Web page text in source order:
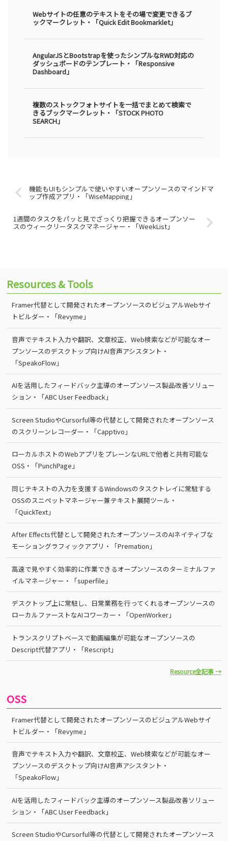
Webサイトの任意のテキストをその場で変更できるブ
ックマークレット・「Quick Edit Bookmarklet」
AngularJSとBootstrapを使ったシンプルなRWD対応の
ダッシュボードのテンプレート・「Responsive
Dashboard」
複数のストックフォトサイトを一括でまとめて検索で
きるブックマークレット・「STOCK PHOTO
SEARCH」
機能もUIもシンプルで使いやすいオープンソースのマインドマ
ップ作成アプリ・「WiseMapping」
1週間のタスクをパッと見でざっくり把握できるオープンソー
スのウィークリータスクマネージャー・「WeekList」
Resources & Tools
Framer代替として開発されたオープンソースのビジュアルWebサイ
トビルダー・「Revyme」
音声でテキスト入力や翻訳、文章校正、Web検索などが可能なオー
プンソースのデスクトップ向けAI音声アシスタント・
「SpeakoFlow」
AIを活用したフィードバック主導のオープンソース製品改善ソリュー
ション・「ABC User Feedback」
Screen StudioやCursorful等の代替として開発されたオープンソース
のスクリーンレコーダー・「Capptivo」
ローカルホストのWebアプリをプレーンなURLで他者と共有可能な
OSS・「PunchPage」
同じテキストの入力を支援するWindowsのタスクトレイに常駐する
OSSのスニペットマネージャー兼テキスト展開ツール・
「QuickText」
After Effects代替として開発されたオープンソースのAIネイティブな
モーショングラフィックアプリ・「Premation」
高速で見やすく効率的に作業できるオープンソースのターミナルファ
イルマネージャー・「superfile」
デスクトップ上に常駐し、日常業務を行ってくれるオープンソースの
ローカルファーストなAIコワーカー・「OpenWorker」
トランスクリプトベースで動画編集が可能なオープンソースの
Descript代替アプリ・「Rescript」
Resource全記事 →
OSS
Framer代替として開発されたオープンソースのビジュアルWebサイ
トビルダー・「Revyme」
音声でテキスト入力や翻訳、文章校正、Web検索などが可能なオー
プンソースのデスクトップ向けAI音声アシスタント・
「SpeakoFlow」
AIを活用したフィードバック主導のオープンソース製品改善ソリュー
ション・「ABC User Feedback」
Screen StudioやCursorful等の代替として開発されたオープンソース